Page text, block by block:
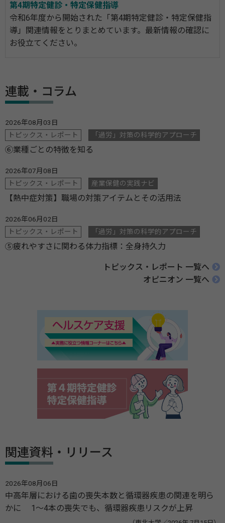
第4期特定健診・特定保健指導
令和6年度から開始された「第4期特定健診・特定保健指
導」関連情報をとりまとめています。最新情報の確認に
お役立てください。
連載・コラム
2026年08月03日
トピックス・レポート
「過労」対策の科学的アプローチ
⑥業種ごとの特徴を知る
2026年07月08日
トピックス・レポート
産業保健の実践ナビ
【熱中症対策】職場の対策アイテムとその活用法
2026年06月02日
トピックス・レポート
「過労」対策の科学的アプローチ
⑤疲れやすさに関わる体力指標：全身持久力
トピックス・レポート 一覧へ
オピニオン 一覧へ
関連資料・リリース
2026年08月06日
中高年層における歯の喪失本数と循環器疾患の関連を明ら
かに 1～4本の喪失でも、循環器疾患リスクが上昇